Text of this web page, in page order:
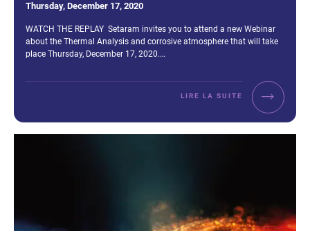
Thursday, December 17, 2020
Extrait :
WATCH THE REPLAY Setaram invites you to attend a new Webinar
about the Thermal Analysis and corrosive atmosphere that will take
place Thursday, December 17, 2020.…
LIRE LA SUITE